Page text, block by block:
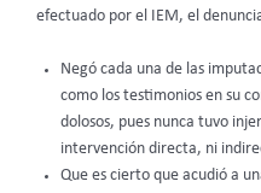
efectuado por el IEM, el
Negó cada una de las
como los testimonios en su
dolosos, pues nunca tuvo
intervención directa, ni
Que es cierto que acudió a